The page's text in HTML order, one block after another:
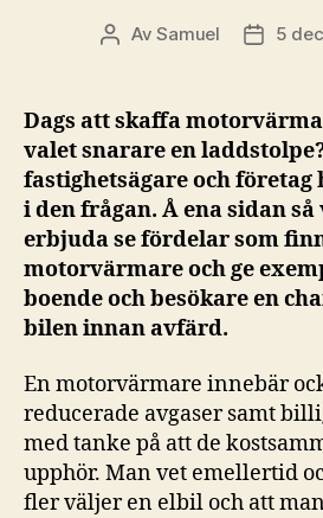
Inläggsförfattare
AvSamuel 5
Dags att skaffa
valet snarare en
fastighetsägare och
i den frågan. Å ena sidan
erbjuda se fördelar som
motorvärmare och ge
boende och besökare en
bilen innan avfärd.
En motorvärmare innebär
reducerade avgaser samt
med tanke på att de
upphör. Man vet emellertid
fler väljer en elbil och att